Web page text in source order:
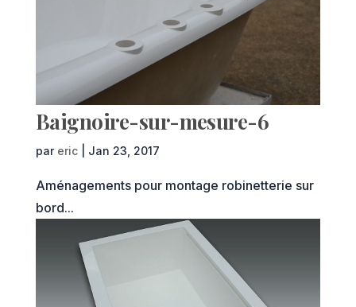
Baignoire-sur-mesure-6
par eric| Jan 23, 2017
Aménagements pour montage robinetterie sur
bord...